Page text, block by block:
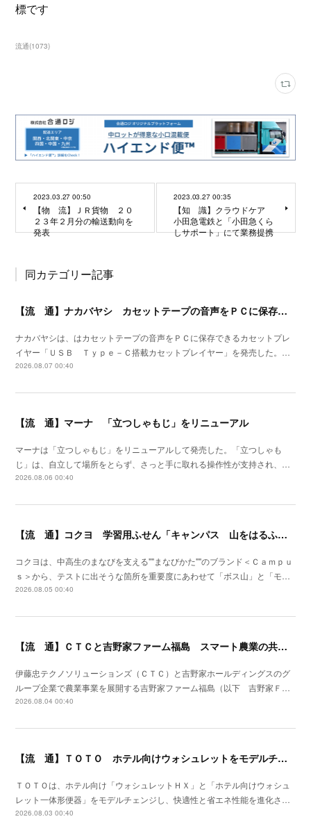
標です
流通(1073)
2023.03.27 00:50
【物 流】ＪＲ貨物 ２０
２３年２月分の輸送動向を
発表
2023.03.27 00:35
【知 識】クラウドケア
小田急電鉄と「小田急くら
しサポート」にて業務提携
同カテゴリー記事
【流 通】ナカバヤシ カセットテープの音声をＰＣに保存できるプレイヤーを発売
ナカバヤシは、はカセットテープの音声をＰＣに保存できるカセットプレ
イヤー「ＵＳＢ Ｔｙｐｅ－Ｃ搭載カセットプレイヤー」を発売した。…
2026.08.07 00:40
【流 通】マーナ 「立つしゃもじ」をリニューアル
マーナは「立つしゃもじ」をリニューアルして発売した。「立つしゃも
じ」は、自立して場所をとらず、さっと手に取れる操作性が支持され、…
2026.08.06 00:40
【流 通】コクヨ 学習用ふせん「キャンパス 山をはるふせん」発売
コクヨは、中高生のまなびを支える""まなびかた""のブランド＜Ｃａｍｐｕ
ｓ＞から、テストに出そうな箇所を重要度にあわせて「ボス山」と「モ…
2026.08.05 00:40
【流 通】ＣＴＣと吉野家ファーム福島 スマート農業の共同研究を開始
伊藤忠テクノソリューションズ（ＣＴＣ）と吉野家ホールディングスのグ
ループ企業で農業事業を展開する吉野家ファーム福島（以下 吉野家Ｆ…
2026.08.04 00:40
【流 通】ＴＯＴＯ ホテル向けウォシュレットをモデルチェン
ＴＯＴＯは、ホテル向け「ウォシュレットＨＸ」と「ホテル向けウォシュ
レット一体形便器」をモデルチェンジし、快適性と省エネ性能を進化さ…
2026.08.03 00:40